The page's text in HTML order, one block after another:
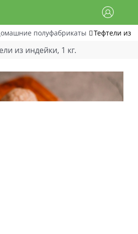
полуфабрикаты Тефтели из
из индейки, 1 кг.